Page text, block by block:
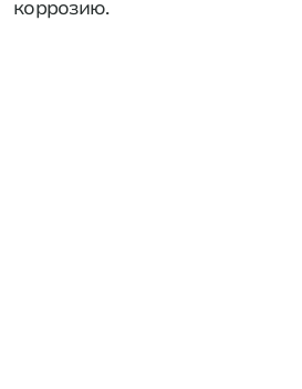
коррозию.